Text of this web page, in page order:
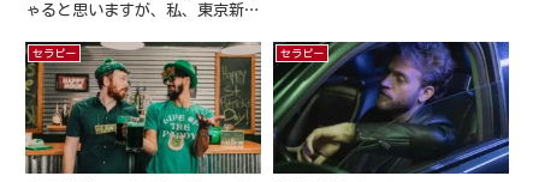
ゃると思いますが、私、東京新宿
己実現を応援する「ココロのリカ
バリーラボ」という活動をしてお
ります。そこで、今回は催眠療法
について頂く多くの質問に答え
て...
のごとく，子供のころのトラウマ
体験などの場面など，今の自分の
悩みの鍵になる場面に戻り，子
供...
セラピー セラピー